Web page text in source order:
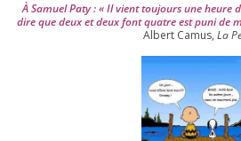
À Samuel Paty : « Il vient tou­jours une heure
dire que deux et deux font quatre est puni de
Albert Camus, La